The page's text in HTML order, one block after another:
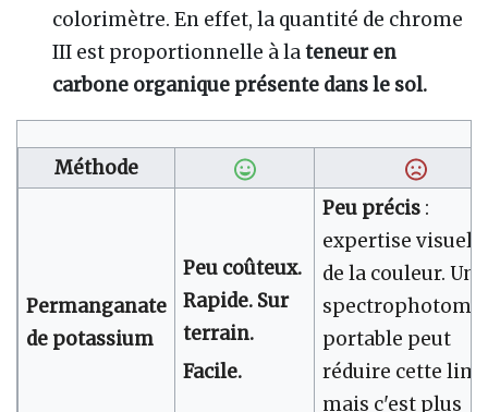
colorimètre. En effet, la quantité de chrome
III est proportionnelle à lateneur en
carbone organique présente dans le sol.
Méthode
Permanganate
de potassium
Peu coûteux.
Rapide. Sur
terrain.
Facile.
Peu précis:
expertise
de la couleur. Un
portable peut
réduire cette
mais c'est plus